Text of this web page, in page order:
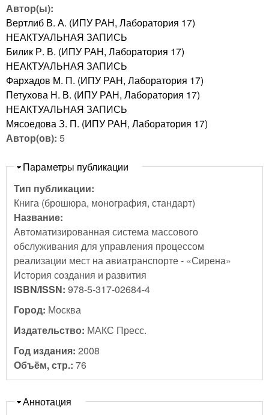
Автор(ы):
Вертлиб В. А. (ИПУ РАН, Лаборатория 17)
НЕАКТУАЛЬНАЯ ЗАПИСЬ
Билик Р. В. (ИПУ РАН, Лаборатория 17)
НЕАКТУАЛЬНАЯ ЗАПИСЬ
Фархадов М. П. (ИПУ РАН, Лаборатория 17)
Петухова Н. В. (ИПУ РАН, Лаборатория 17)
НЕАКТУАЛЬНАЯ ЗАПИСЬ
Мясоедова З. П. (ИПУ РАН, Лаборатория 17)
Автор(ов): 5
Скрыть
Параметры публикации
Тип публикации:
Книга (брошюра, монография, стандарт)
Название:
Автоматизированная система массового
обслуживания для управления процессом
реализации мест на авиатранспорте - «Сирена»
История создания и развития
ISBN/ISSN: 978-5-317-02684-4
Город: Москва
Издательство: МАКС Пресс.
Год издания: 2008
Объём, стр.: 76
Скрыть
Аннотация